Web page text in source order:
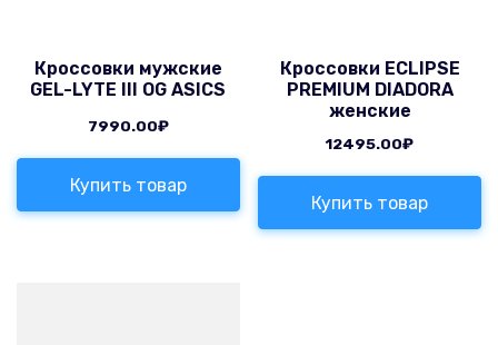
Кроссовки мужские
GEL-LYTE III OG ASICS
7990.00₽
Купить товар
Кроссовки ECLIPSE
PREMIUM DIADORA
женские
12495.00₽
Купить товар